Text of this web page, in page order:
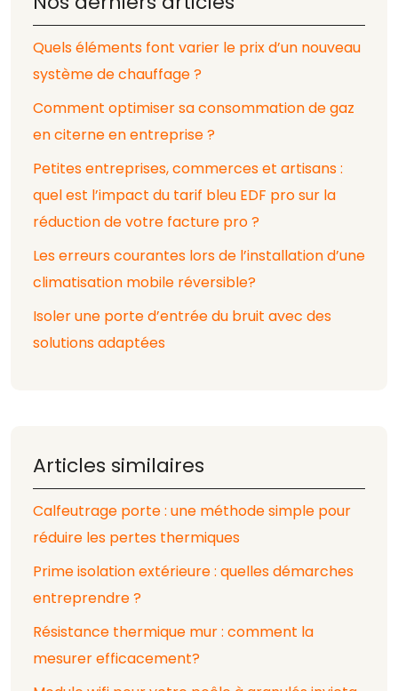
Quels éléments font varier le prix d’un nouveau
système de chauffage ?
Comment optimiser sa consommation de gaz
en citerne en entreprise ?
Petites entreprises, commerces et artisans :
quel est l’impact du tarif bleu EDF pro sur la
réduction de votre facture pro ?
Les erreurs courantes lors de l’installation d’une
climatisation mobile réversible?
Isoler une porte d’entrée du bruit avec des
solutions adaptées
Articles similaires
Calfeutrage porte : une méthode simple pour
réduire les pertes thermiques
Prime isolation extérieure : quelles démarches
entreprendre ?
Résistance thermique mur : comment la
mesurer efficacement?